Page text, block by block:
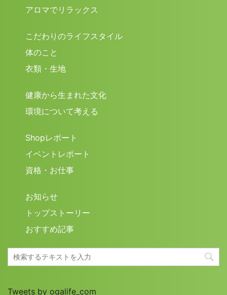
アロマでリラックス
こだわりのライフスタイル
体のこと
衣類・生地
健康から生まれた文化
環境について考える
Shopレポート
イベントレポート
資格・お仕事
お知らせ
トップストーリー
おすすめ記事
Tweets by ogalife_com